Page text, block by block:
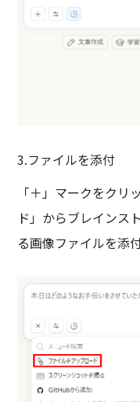
3.ファイルを添付
「＋」マークをクリ
ド」からブレインス
る画像ファイルを添